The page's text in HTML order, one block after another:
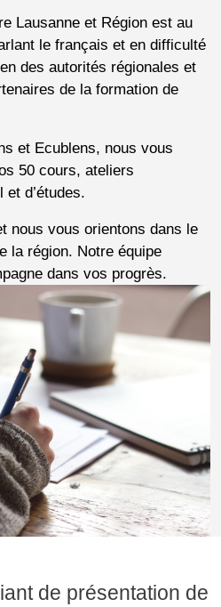
Lausanne et Région est au
le français et en difficulté
des autorités régionales et
de la formation de
et Ecublens, nous vous
50 cours, ateliers
et d’études.
nous vous orientons dans le
la région. Notre équipe
dans vos progrès.
de présentation de